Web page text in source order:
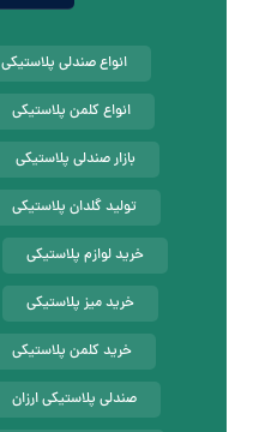
انواع صندلی پلاستیکی
انواع کلمن پلاستیکی
بازار صندلی پلاستیکی
تولید گلدان پلاستیکی
خرید لوازم پلاستیکی
خرید میز پلاستیکی
خرید کلمن پلاستیکی
صندلی پلاستیکی ارزان